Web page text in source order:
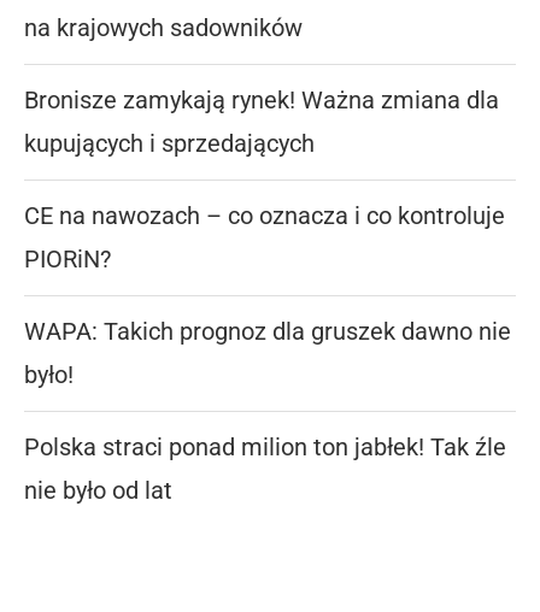
na krajowych sadowników
Bronisze zamykają rynek! Ważna zmiana dla
kupujących i sprzedających
CE na nawozach – co oznacza i co kontroluje
PIORiN?
WAPA: Takich prognoz dla gruszek dawno nie
było!
Polska straci ponad milion ton jabłek! Tak źle
nie było od lat